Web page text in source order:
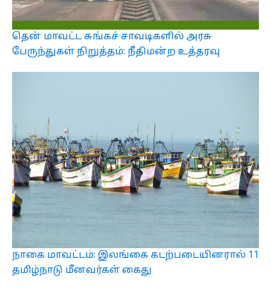
தென் மாவட்ட சுங்கச் சாவடிகளில் அரசு
பேருந்துகள் நிறுத்தம்: நீதிமன்ற உத்தரவு
நாகை மாவட்டம்: இலங்கை கடற்படையினரால் 11
தமிழ்நாடு மீனவர்கள் கைது